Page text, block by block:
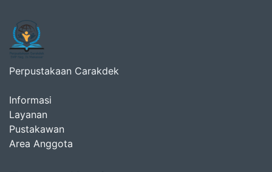
Perpustakaan Carakdek
Informasi
Layanan
Pustakawan
Area Anggota